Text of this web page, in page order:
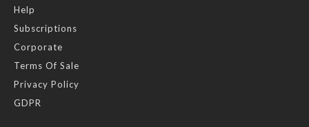
Help
Subscriptions
Corporate
Terms Of Sale
Privacy Policy
GDPR